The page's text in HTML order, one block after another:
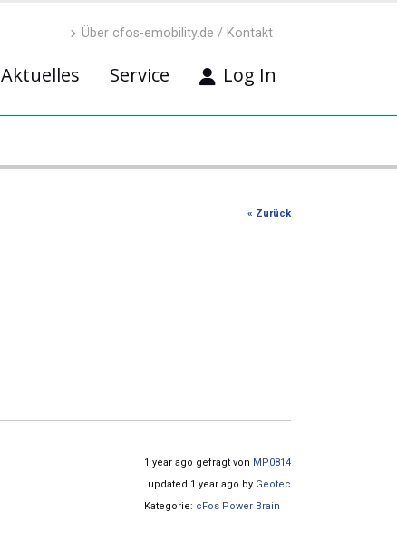
Über cfos-emobility.de / Kontakt
Aktuelles Service Log In
« Zurück
1 year ago gefragt von MP0814
updated 1 year ago by Geotec
Kategorie: cFos Power Brain